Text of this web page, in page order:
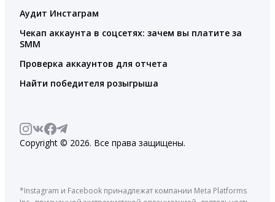
Аудит Инстаграм
Чекап аккаунта в соцсетях: зачем вы платите за
SMM
Проверка аккаунтов для отчета
Найти победителя розыгрыша
Copyright © 2026. Все права защищены.
*Instagram и Facebook принадлежат компании Meta Platforms